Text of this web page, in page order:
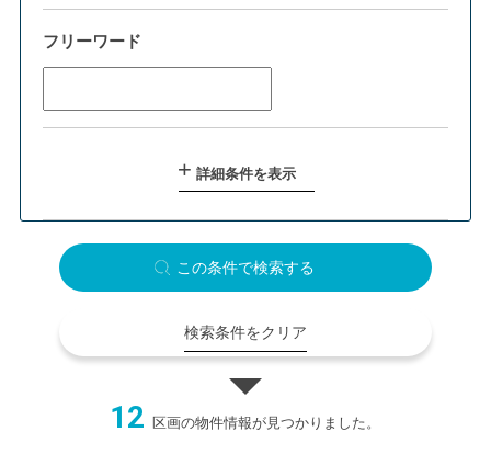
フリーワード
詳細条件を表示
この条件で検索する
検索条件をクリア
12 区画の物件情報が見つかりました。